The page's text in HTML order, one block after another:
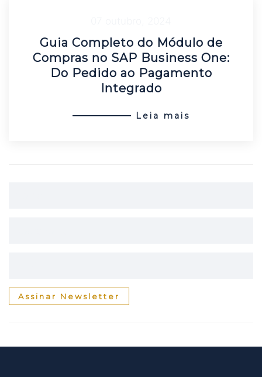
Guia Completo do Módulo de
Compras no SAP Business One:
Do Pedido ao Pagamento
Integrado
Leia mais
Assinar Newsletter